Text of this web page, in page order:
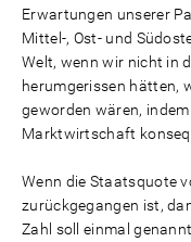
Erwartungen unserer
Mittel-, Ost- und
Welt, wenn wir nicht in
herumgerissen hätten,
geworden wären,
Marktwirtschaft
Wenn die Staatsquote
zurückgegangen ist,
Zahl soll einmal